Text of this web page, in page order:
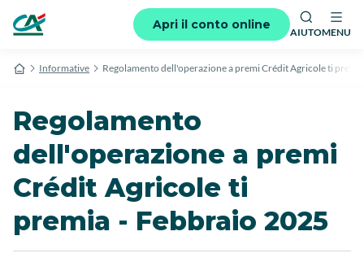
Apri il conto online
AIUTOMENU
Informative Regolamento dell'operazione a premi Crédit Agricole ti
Regolamento
dell'operazione a premi
Crédit Agricole ti
premia - Febbraio 2025